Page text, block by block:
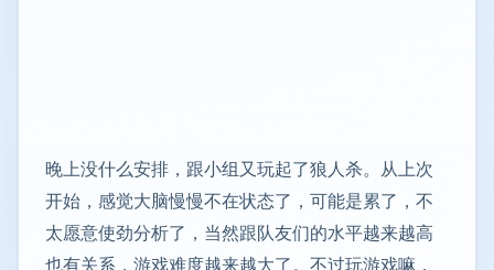
晚上没什么安排，跟小组又玩起了狼人杀。从上次
开始，感觉大脑慢慢不在状态了，可能是累了，不
太愿意使劲分析了，当然跟队友们的水平越来越高
也有关系，游戏难度越来越大了。不过玩游戏嘛，